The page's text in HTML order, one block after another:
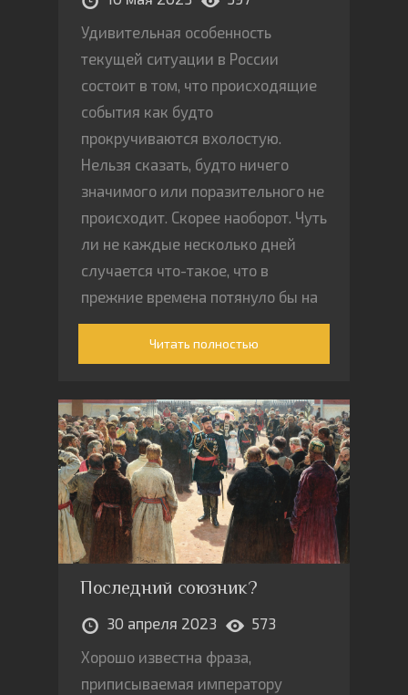
Удивительная особенность
текущей ситуации в России
состоит в том, что происходящие
события как будто
прокручиваются вхолостую.
Нельзя сказать, будто ничего
значимого или поразительного не
происходит. Скорее наоборот. Чуть
ли не каждые несколько дней
случается что-такое, что в
прежние времена потянуло бы на
сенсацию
Читать полностью
Последний союзник?
30 апреля 2023
573
Хорошо известна фраза,
приписываемая императору